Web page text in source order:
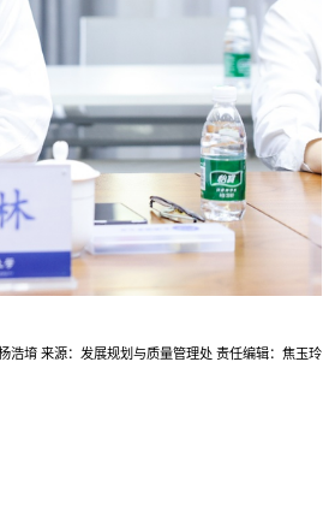
浩堉 来源：发展规划与质量管理处 责任编辑：焦玉玲